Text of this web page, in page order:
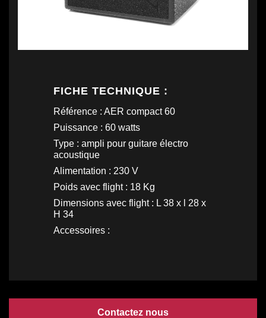
FICHE TECHNIQUE :
Référence : AER compact 60
Puissance : 60 watts
Type : ampli pour guitare électro
acoustique
Alimentation : 230 V
Poids avec flight : 18 Kg
Dimensions avec flight : L 38 x l 28 x
H 34
Accessoires :
Contactez nous